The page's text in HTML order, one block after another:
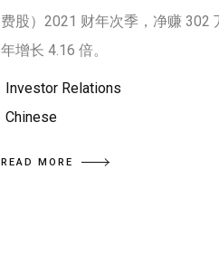
费股）2021 财年次季，净赚 302
年增长 4.16 倍。
Investor Relations
Chinese
READ MORE